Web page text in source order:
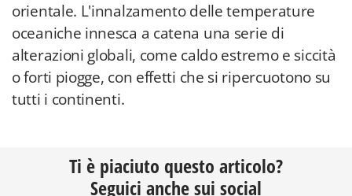
orientale. L'innalzamento delle temperature
oceaniche innesca a catena una serie di
alterazioni globali, come caldo estremo e siccità
o forti piogge, con effetti che si ripercuotono su
tutti i continenti.
Ti è piaciuto questo articolo?
Seguici anche sui social